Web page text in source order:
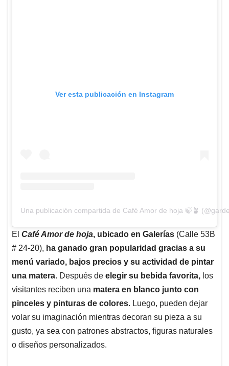
Ver esta publicación en Instagram
Una publicación compartida de Café Amor de hoja 🍃🪴
El Café Amor de hoja, ubicado en Galerías (Calle 53B
# 24-20), ha ganado gran popularidad gracias a su
menú variado, bajos precios y su actividad de pintar
una matera. Después de elegir su bebida favorita, los
visitantes reciben una matera en blanco junto con
pinceles y pinturas de colores. Luego, pueden dejar
volar su imaginación mientras decoran su pieza a su
gusto, ya sea con patrones abstractos, figuras naturales
o diseños personalizados.